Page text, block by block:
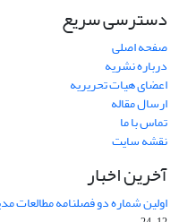
دسترسی سریع
صفحه اصلی
درباره نشریه
اعضای هیات تحریریه
ارسال مقاله
تماس با ما
نقشه سایت
آخرین اخبار
اولین شماره دو فصلنامه